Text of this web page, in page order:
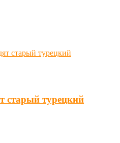
старый турецкий